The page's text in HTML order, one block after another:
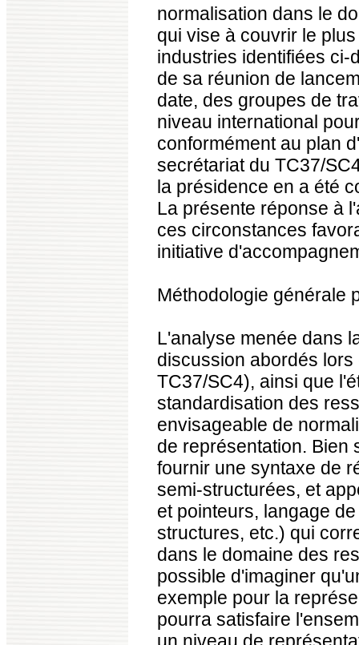
normalisation dans le
qui vise à couvrir le
industries identifiées ci-
de sa réunion de
date, des groupes de
niveau international
conformément au plan
secrétariat du TC37/
la présidence en a été
La présente réponse à
ces circonstances
initiative
Méthodologie générale
L'analyse menée dans
discussion abordés
TC37/SC4), ainsi que
standardisation des
envisageable de
de représentation. Bien
fournir une syntaxe de
semi-structurées, et
et pointeurs, langage
structures, etc.) qui
dans le domaine des
possible d'imaginer
exemple pour la
pourra satisfaire